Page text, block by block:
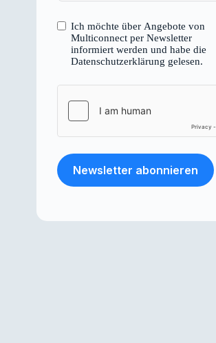
Ich möchte über Angebote von
Multiconnect per Newsletter
informiert werden und habe die
Datenschutzerklärung gelesen.
Newsletter abonnieren